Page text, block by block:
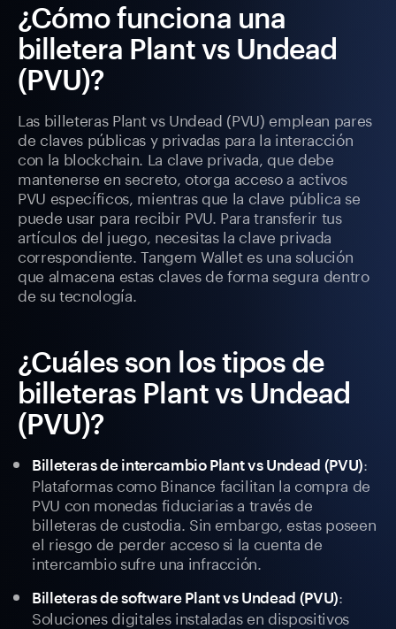
¿Cómo funciona una
billetera Plant vs Undead
(PVU)?
Las billeteras Plant vs Undead (PVU) emplean pares
de claves públicas y privadas para la interacción
con la blockchain. La clave privada, que debe
mantenerse en secreto, otorga acceso a activos
PVU específicos, mientras que la clave pública se
puede usar para recibir PVU. Para transferir tus
artículos del juego, necesitas la clave privada
correspondiente. Tangem Wallet es una solución
que almacena estas claves de forma segura dentro
de su tecnología.
¿Cuáles son los tipos de
billeteras Plant vs Undead
(PVU)?
Billeteras de intercambio Plant vs Undead (PVU):
Plataformas como Binance facilitan la compra de
PVU con monedas fiduciarias a través de
billeteras de custodia. Sin embargo, estas poseen
el riesgo de perder acceso si la cuenta de
intercambio sufre una infracción.
Billeteras de software Plant vs Undead (PVU):
Soluciones digitales instaladas en dispositivos